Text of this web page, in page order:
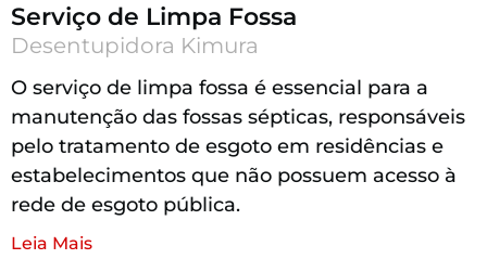
Serviço de Limpa Fossa
Desentupidora Kimura
O serviço de limpa fossa é essencial para a
manutenção das fossas sépticas, responsáveis
pelo tratamento de esgoto em residências e
estabelecimentos que não possuem acesso à
rede de esgoto pública.
Leia Mais